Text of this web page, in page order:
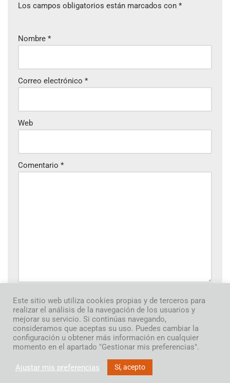
Los campos obligatorios están marcados con *
Nombre *
Correo electrónico *
Web
Comentario *
Guarda mi nombre, correo electrónico y web en este
navegador para la próxima vez que comente.
Este sitio web utiliza cookies propias y de terceros para
realizar el análisis de la navegación de los usuarios y
mejorar su servicio. Si continúas navegando,
consideramos que aceptas su uso. Puedes cambiar la
configuración u obtener más información en cualquier
momento en el apartado "Gestionar mis preferencias".
Ajustar mis preferencias Sí, acepto